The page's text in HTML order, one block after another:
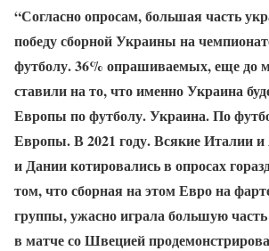
“Согласно опросам, большая часть
победу сборной Украины на
футболу. 36% опрашиваемых, еще до
ставили на то, что именно Украина
Европы по футболу. Украина. По
Европы. В 2021 году. Всякие Италии
и Дании котировались в опросах
том, что сборная на этом Евро на
группы, ужасно играла большую
в матче со Швецией